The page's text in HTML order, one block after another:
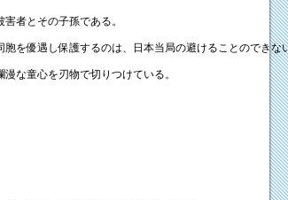
者とその子孫である。
を優遇し保護するのは、日本当局の避けることのできな
な童心を刃物で切りつけている。